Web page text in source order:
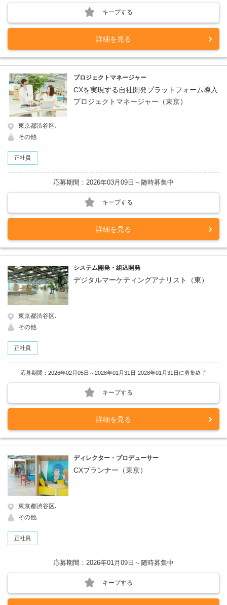
キープする
詳細を見る
プロジェクトマネージャー
CXを実現する自社開発プラットフォーム導入
プロジェクトマネージャー（東京）
東京都渋谷区､
その他
正社員
応募期間：2026年03月09日～随時募集中
キープする
詳細を見る
システム開発・組込開発
デジタルマーケティングアナリスト（東）
東京都渋谷区､
その他
正社員
応募期間：2026年02月05日～2028年01月31日 2028年01月31日に募集終了
キープする
詳細を見る
ディレクター・プロデューサー
CXプランナー（東京）
東京都渋谷区､
その他
正社員
応募期間：2026年01月09日～随時募集中
キープする